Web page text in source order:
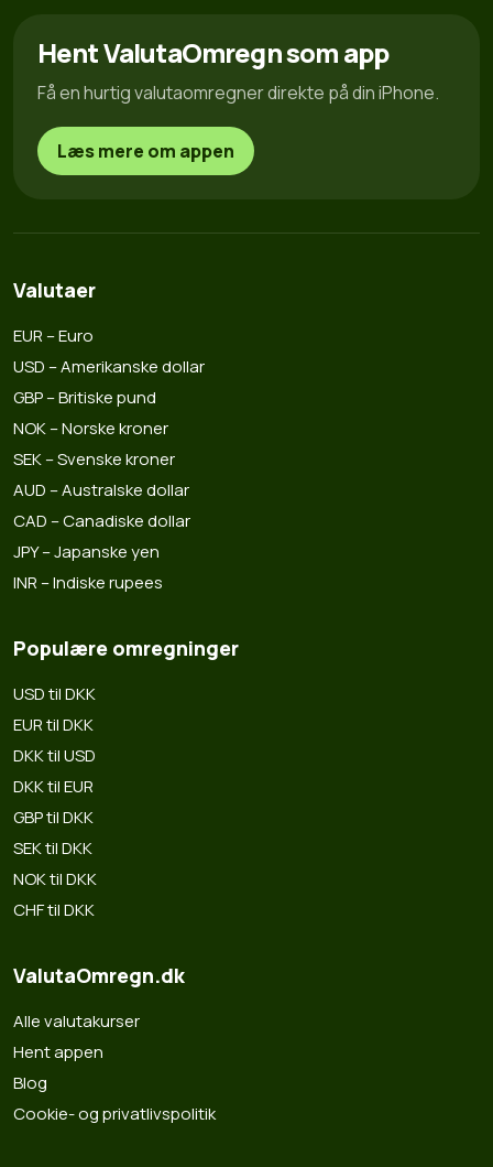
Hent ValutaOmregn som app
Få en hurtig valutaomregner direkte på din iPhone.
Læs mere om appen
Valutaer
EUR – Euro
USD – Amerikanske dollar
GBP – Britiske pund
NOK – Norske kroner
SEK – Svenske kroner
AUD – Australske dollar
CAD – Canadiske dollar
JPY – Japanske yen
INR – Indiske rupees
Populære omregninger
USD til DKK
EUR til DKK
DKK til USD
DKK til EUR
GBP til DKK
SEK til DKK
NOK til DKK
CHF til DKK
ValutaOmregn.dk
Alle valutakurser
Hent appen
Blog
Cookie- og privatlivspolitik